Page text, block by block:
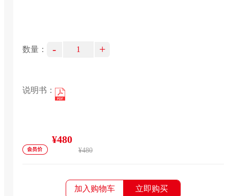
数量： - +
说明书：
¥480
¥480
加入购物车 立即购买